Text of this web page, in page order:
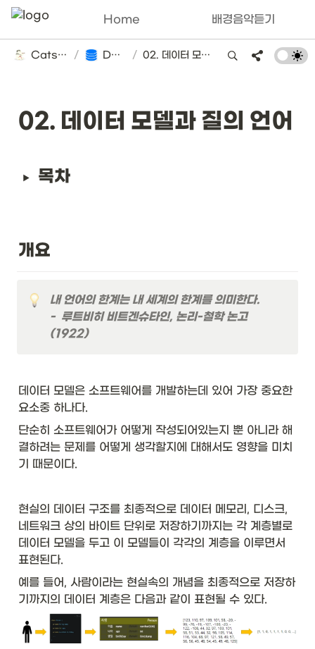
Home 배경음악듣기
Catsbi's DLog / Database / 02. 데이터 모델과 질의 언어
02. 데이터 모델과 질의 언어
목차
개요
내 언어의 한계는 내 세계의 한계를 의미한다.
-  루트비히 비트겐슈타인, 논리-철학 논고
(1922)
데이터 모델은 소프트웨어를 개발하는데 있어 가장 중요한
요소중 하나다.
단순히 소프트웨어가 어떻게 작성되어있는지 뿐 아니라 해
결하려는 문제를 어떻게 생각할지에 대해서도 영향을 미치
기 때문이다.
현실의 데이터 구조를 최종적으로 데이터 메모리, 디스크,
네트워크 상의 바이트 단위로 저장하기까지는 각 계층별로
데이터 모델을 두고 이 모델들이 각각의 계층을 이루면서
표현된다.
예를 들어, 사람이라는 현실속의 개념을 최종적으로 저장하
기까지의 데이터 계층은 다음과 같이 표현될 수 있다.